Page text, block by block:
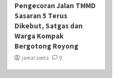
Pengecoran Jalan TMMD
Sasaran 5 Terus
Dikebut, Satgas dan
Warga Kompak
Bergotong Royong
jamal zonta 0